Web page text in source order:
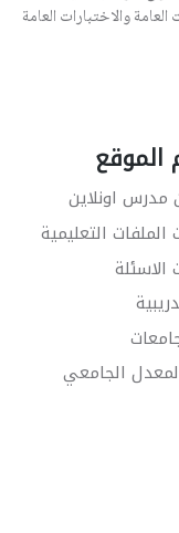
والاختبارات العامة
الموقع
مدرس اونلاين
الملفات التعليمية
الاسئلة
الجامعي